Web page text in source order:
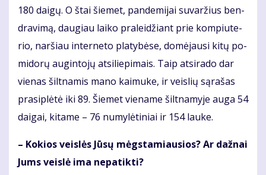
180 dai­gų. O štai šie­met, pan­de­mi­jai su­var­žius ben­
dra­vi­mą, dau­giau lai­ko pra­lei­džiant prie kom­piu­te­
rio, nar­šiau in­ter­ne­to pla­ty­bė­se, do­mė­jau­si ki­tų po­
mi­do­rų au­gin­to­jų at­si­lie­pi­mais. Taip at­si­ra­do dar
vie­nas šilt­na­mis ma­no kai­mu­ke, ir veis­lių są­ra­šas
pra­si­plė­tė iki 89. Šie­met vie­na­me šilt­na­my­je au­ga 54
dai­gai, ki­ta­me – 76 nu­my­lė­ti­niai ir 154 lau­ke.
– Ko­kios veis­lės Jū­sų mėgs­ta­miau­sios? Ar daž­nai
Jums veis­lė ima ne­pa­tik­ti?